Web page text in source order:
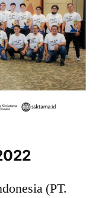
(PT.